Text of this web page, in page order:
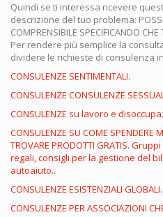
Quindi se ti interessa ricevere
descrizione del tuo problema:
COMPRENSIBILE SPECIFICANDO
Per rendere più semplice la
dividere le richieste di consulenza
CONSULENZE SENTIMENTALI.
CONSULENZE CONSULENZE
CONSULENZE su lavoro e
CONSULENZE SU COME SPENDERE
TROVARE PRODOTTI GRATIS.
regali, consigli per la gestione del
autoaiuto..
CONSULENZE ESISTENZIALI GLOBALI.
CONSULENZE PER ASSOCIAZIONI